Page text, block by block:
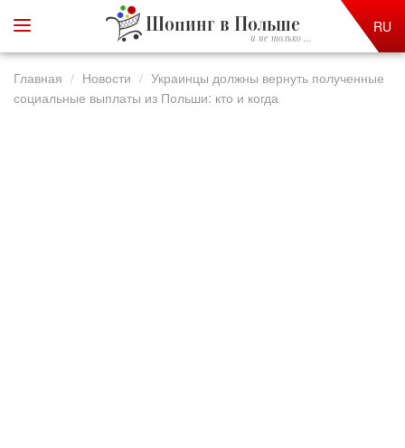
Шопинг в Польше
и не только ...
RU
Главная Новости
Украинцы должны вернуть полученные
социальные выплаты из Польши: кто и когда